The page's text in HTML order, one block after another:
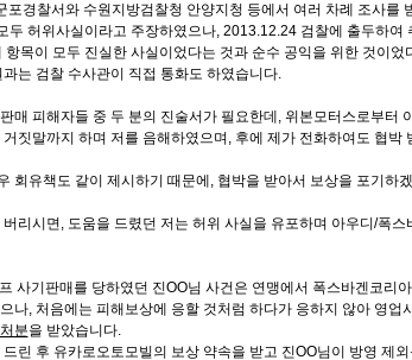
경찰서와 수원지방검찰청 안양지청 등에서 여러 차례 조사를
두 허위사실이라고 주장하였으나, 2013.12.24 검찰에 출두하여
목이 모두 진실한 사실이었다는 것과 순수 공익을 위한 것이
는 검찰 수사관이 직접 통화도 하였습니다.
매 피해자들 중 두 분의 진술서가 필요한데, 위본모터스로부터
짓말까지 하며 저를 음해하였으며, 후에 제가 전화하여도 협박
회유책도 같이 제시하기 때문에, 협박을 받아서 보상을 포기하
리시면, 도움을 드렸던 저는 허위 사실을 유포하며 아우디/폭스
사기판매를 당하였던 진OO님 사건은 연맹에서 폭스바겐코리
나, 처음에는 피해보상에 응할 것처럼 하다가 응하지 않아 영업
분을 받았습니다.
린 후 유카로오토모빌의 보상 약속을 받고 진OO님이 방영 제